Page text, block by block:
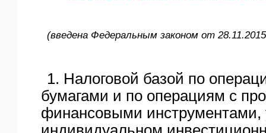
(введена Федеральным законом от
1. Налоговой базой по
бумагами и по операциям с
финансовыми